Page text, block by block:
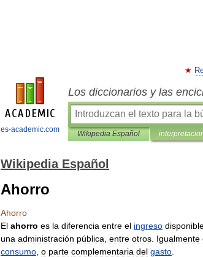
es-academic.com
Los diccionarios y las
Wikipedia Español
Wikipedia Español
Ahorro
Ahorro
El ahorro es la diferencia entre el ingreso
una administración pública entre otros Igualmente
consumo o parte complementaria del gasto